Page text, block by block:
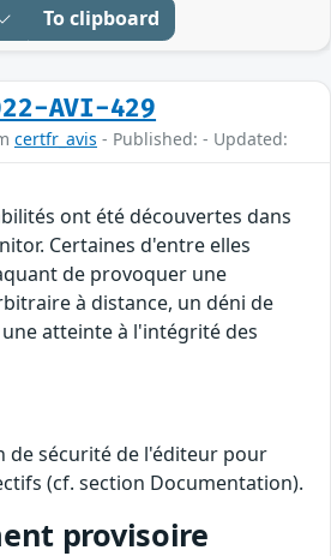
To clipboard
AVI-429
certfr_avis - Published: - Updated:
ont été découvertes dans
Certaines d'entre elles
de provoquer une
à distance, un déni de
atteinte à l'intégrité des
de sécurité de l'éditeur pour
(cf. section Documentation).
provisoire